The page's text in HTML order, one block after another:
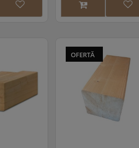
OFERTĂ